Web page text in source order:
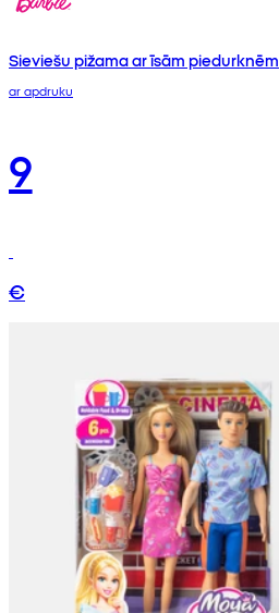
Sieviešu pižama ar īsām piedurknēm
ar apdruku
9
€